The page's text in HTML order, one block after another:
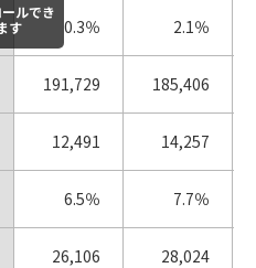
0.3％ 2.1％
191,729 185,406
12,491 14,257
6.5％ 7.7％
26,106 28,024
ルでき
す